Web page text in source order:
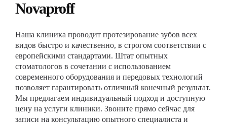
Novaproff
Наша клиника проводит протезирование зубов всех
видов быстро и качественно, в строгом соответствии с
европейскими стандартами. Штат опытных
стоматологов в сочетании с использованием
современного оборудования и передовых технологий
позволяет гарантировать отличный конечный результат.
Мы предлагаем индивидуальный подход и доступную
цену на услуги клиники. Звоните прямо сейчас для
записи на консультацию опытного специалиста и